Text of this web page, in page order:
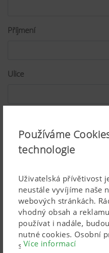
Používáme
technologie
Uživatelská přívětivost
neustále vyvíjíme naše
webových stránkách.
vhodný obsah a
používat i nadále,
nutné cookies. Osobní
se používají, pouze
Více informací
Příjmení
Ulice
Země
E-Mail*